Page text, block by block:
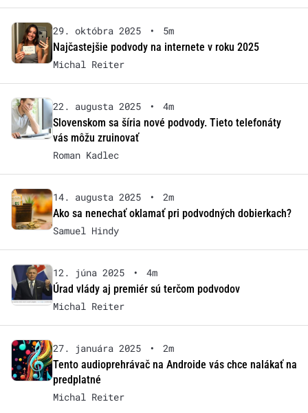
29. októbra 2025 •
5m
Najčastejšie podvody na internete v roku 2025
Michal Reiter
22. augusta 2025 •
4m
Slovenskom sa šíria nové podvody. Tieto telefonáty
vás môžu zruinovať
Roman Kadlec
14. augusta 2025 •
2m
Ako sa nenechať oklamať pri podvodných dobierkach?
Samuel Hindy
12. júna 2025 •
4m
Úrad vlády aj premiér sú terčom podvodov
Michal Reiter
27. januára 2025 •
2m
Tento audioprehrávač na Androide vás chce nalákať na
predplatné
Michal Reiter